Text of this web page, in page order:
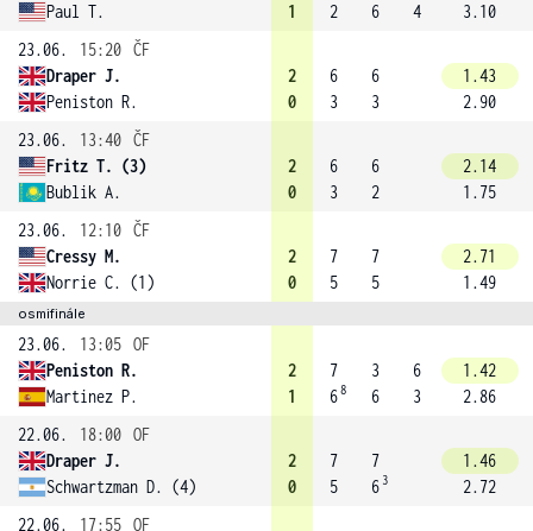
Paul T.
1
2
6
4
3.10
23.06.
15:20 ČF
Draper J.
Peniston R.
2
0
6
3
6
3
1.43
2.90
23.06.
13:40 ČF
Fritz T. (3)
Bublik A.
2
0
6
3
6
2
2.14
1.75
23.06.
12:10 ČF
Cressy M.
Norrie C. (1)
2
0
7
5
7
5
2.71
1.49
osmifinále
23.06. 13:05 OF
Peniston R.
Martinez P.
2
1
7
68
3
6
6
3
1.42
2.86
22.06.
18:00 OF
Draper J.
Schwartzman D. (4)
2
0
7
5
7
6 3
1.46
2.72
22.06.
17:55 OF